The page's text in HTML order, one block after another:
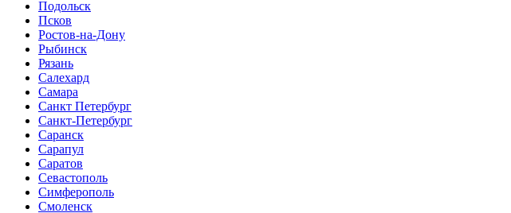
Подольск
Псков
Ростов-на-Дону
Рыбинск
Рязань
Салехард
Самара
Санкт Петербург
Санкт-Петербург
Саранск
Сарапул
Саратов
Севастополь
Симферополь
Смоленск